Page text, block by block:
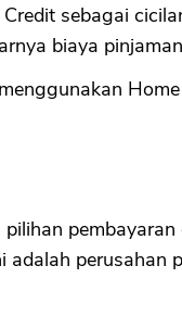
sebagai
biaya pinjaman
adalah